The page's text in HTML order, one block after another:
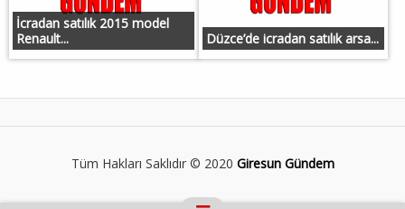
İcradan satılık 2015 model
Renault...
Düzce’de icradan satılık arsa...
Tüm Hakları Saklıdır © 2020 Giresun Gündem